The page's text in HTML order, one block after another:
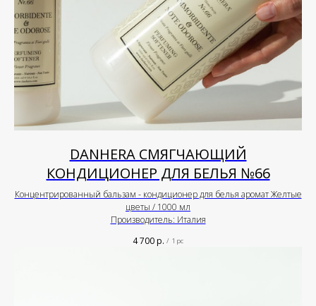
DANHERA СМЯГЧАЮЩИЙ
КОНДИЦИОНЕР ДЛЯ БЕЛЬЯ №66
Концентрированный бальзам - кондиционер для белья аромат Желтые
цветы / 1000 мл
Производитель: Италия
4 700р. / 1 pc